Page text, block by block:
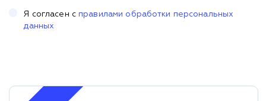
Я согласен с правилами обработки персональных
данных